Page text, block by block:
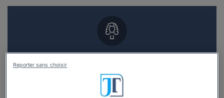
Recevoir des devis d'avocats
Reporter sans choisir